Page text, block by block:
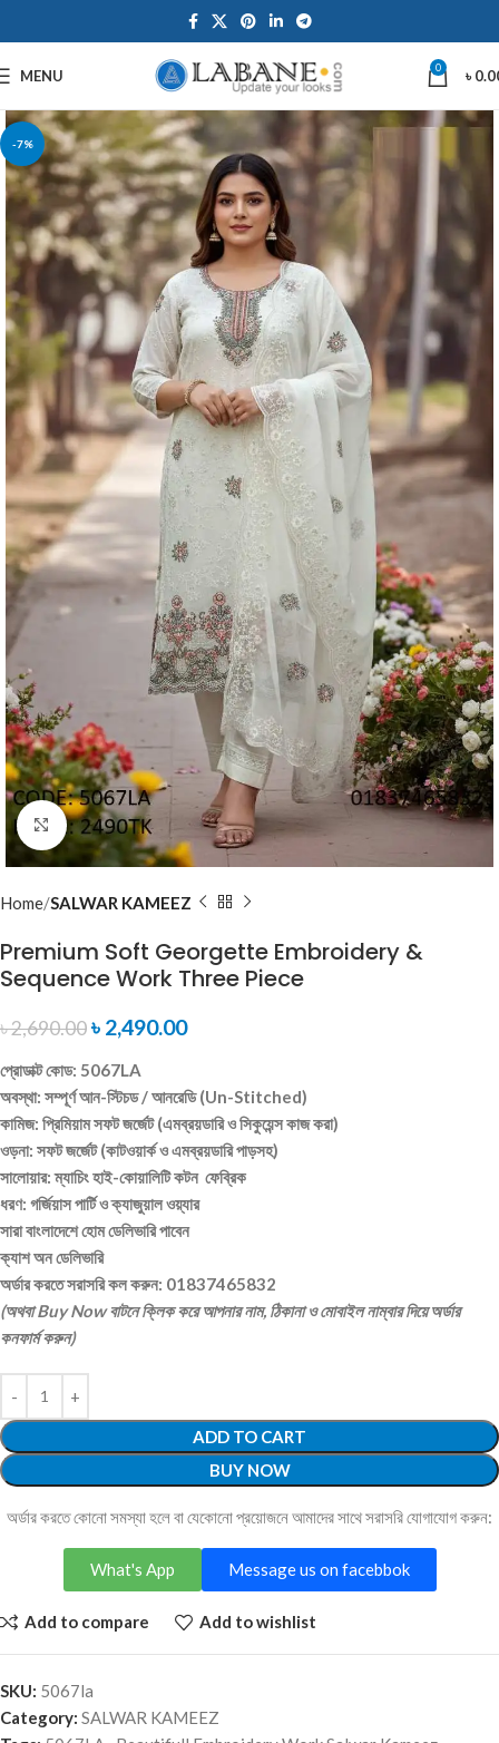
MENU 0 ৳
-7%
Click to enlarge
Home SALWAR KAMEEZ
Premium Soft Georgette Embroidery &
Sequence Work Three Piece
৳2,690.00৳ 2,490.00
প্রোডাক্ট কোড: 5067LA
অবস্থা: সম্পূর্ণ আন-স্টিচড / আনরেডি (Un-Stitched)
কামিজ: প্রিমিয়াম সফট জর্জেট (এমব্রয়ডারি ও সিকুয়েন্স কাজ করা)
ওড়না: সফট জর্জেট (কাটওয়ার্ক ও এমব্রয়ডারি পাড়সহ)
সালোয়ার: ম্যাচিং হাই-কোয়ালিটি কটন ফেব্রিক
ধরণ: গর্জিয়াস পার্টি ও ক্যাজুয়াল ওয়্যার
সারা বাংলাদেশে হোম ডেলিভারি পাবেন
ক্যাশ অন ডেলিভারি
অর্ডার করতে সরাসরি কল করুন: 01837465832
(অথবা Buy Now বাটনে ক্লিক করে আপনার নাম, ঠিকানা ও মোবাইল নাম্বার দিয়ে অর্ডার
কনফার্ম করুন)
ADD TO CART
BUY NOW
অর্ডার করতে কোনো সমস্যা হলে বা যেকোনো প্রয়োজনে আমাদের সাথে সরাসরি যোগাযোগ করুন:
Message us on facebbok
What's App
Add to compare Add to wishlist
SKU: 5067la
Category: SALWAR KAMEEZ